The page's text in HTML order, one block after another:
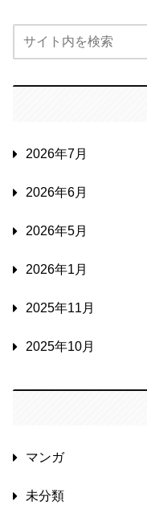
2026年7月
2026年6月
2026年5月
2026年1月
2025年11月
2025年10月
マンガ
未分類